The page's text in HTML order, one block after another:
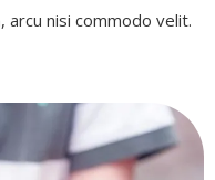
nisi commodo velit.